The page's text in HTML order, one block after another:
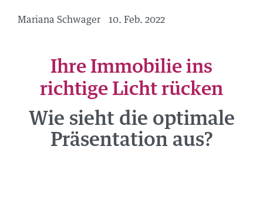
MIETEN
NEWS
ÜBER UNS
TEAM
STANDORTE
Mariana Schwager 10. Feb. 2022
Ihre Immobilie ins
richtige Licht rücken
Wie sieht die optimale
Präsentation aus?